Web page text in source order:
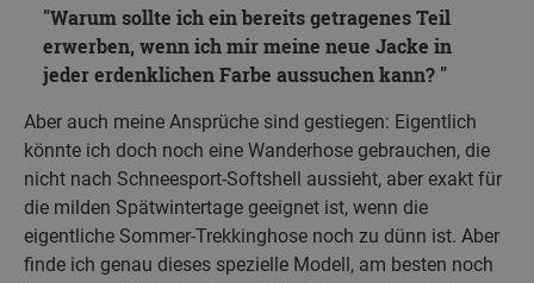
Warum sollte ich ein bereits getragenes Teil
erwerben, wenn ich mir meine neue Jacke in
jeder erdenklichen Farbe aussuchen kann?
Aber auch meine Ansprüche sind gestiegen: Eigentlich
könnte ich doch noch eine Wanderhose gebrauchen, die
nicht nach Schneesport-Softshell aussieht, aber exakt für
die milden Spätwintertage geeignet ist, wenn die
eigentliche Sommer-Trekkinghose noch zu dünn ist. Aber
finde ich genau dieses spezielle Modell, am besten noch